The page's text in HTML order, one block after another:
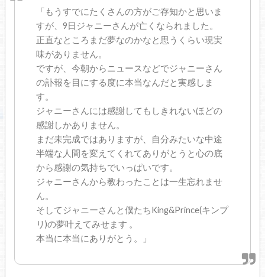
「もうすでにたくさんの方がご存知かと思いま
すが、9日ジャニーさんが亡くなられました。
正直なところまだ夢なのかなと思うくらい現実
味がありません。
ですが、今朝からニュースなどでジャニーさん
の訃報を目にする度に本当なんだと実感しま
す。
ジャニーさんには感謝してもしきれないほどの
感謝しかありません。
まだ未完成ではありますが、自分みたいな中途
半端な人間を変えてくれてありがとうと心の底
から感謝の気持ちでいっぱいです。
ジャニーさんから教わったことは一生忘れませ
ん。
そしてジャニーさんと僕たちKing&Prince(キンプ
リ)の夢叶えてみせます 。
本当に本当にありがとう。」